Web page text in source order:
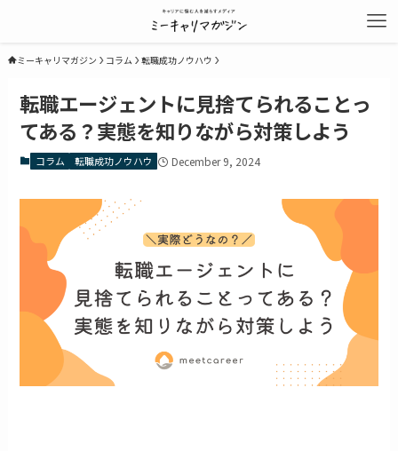
ミーキャリマガジン コラム 転職成功ノウハウ
転職エージェントに見捨てられることっ
てある？実態を知りながら対策しよう
コラム 転職成功ノウハウ December 9, 2024